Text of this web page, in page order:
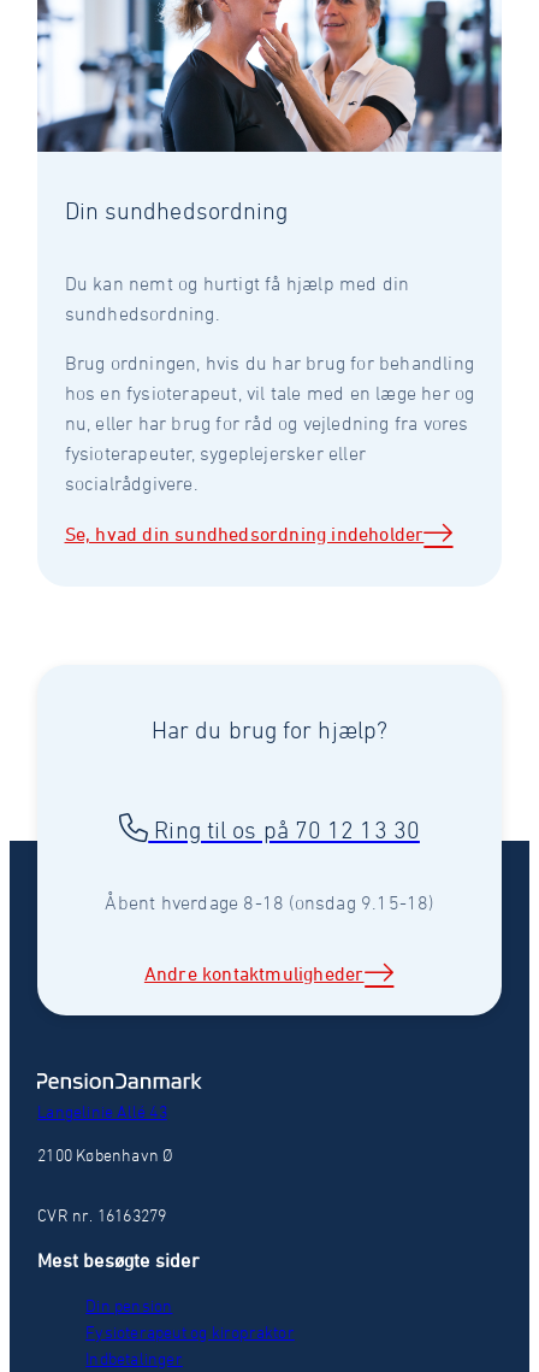
Din sundhedsordning
Du kan nemt og hurtigt få hjælp med din
sundhedsordning.
Brug ordningen, hvis du har brug for behandling
hos en fysioterapeut, vil tale med en læge her og
nu, eller har brug for råd og vejledning fra vores
fysioterapeuter, sygeplejersker eller
socialrådgivere.
Se, hvad din sundhedsordning indeholder
Har du brug for hjælp?
Ring til os på 70 12 13 30
Åbent hverdage 8-18 (onsdag 9.15-18)
Andre kontaktmuligheder
Langelinie Allé 43
2100 København Ø
CVR nr. 16163279
Mest besøgte sider
Din pension
Fysioterapeut og kiropraktor
Indbetalinger